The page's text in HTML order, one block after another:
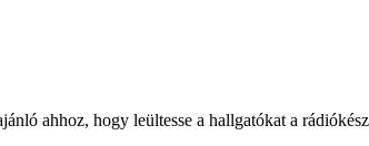
ahhoz, hogy leültesse a hallgatókat a